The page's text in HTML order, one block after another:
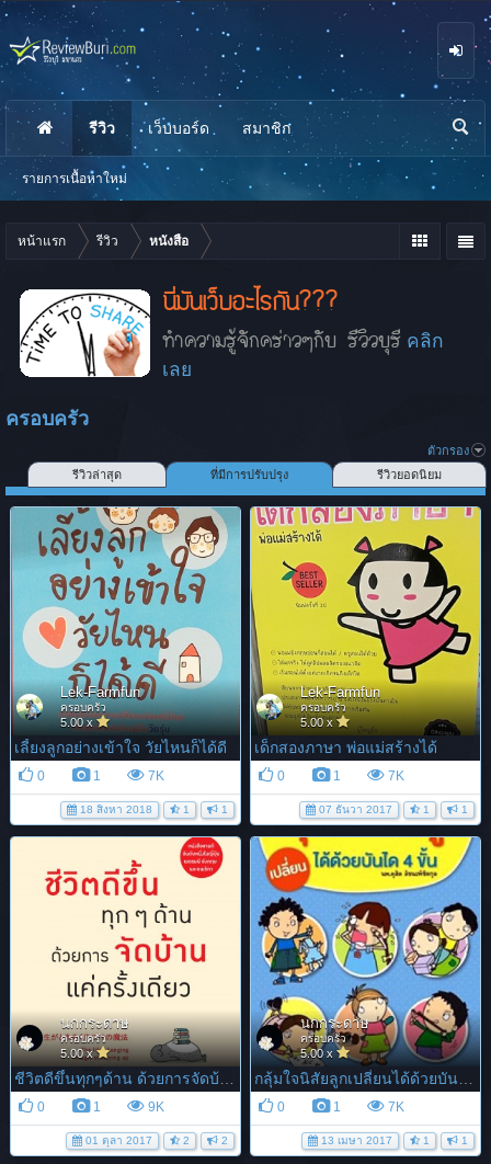
หน้าแรก รีวิว หนังสือ
นี่มันเว็บอะไรกัน???
ทำความรู้จักคร่าวๆกับ รีวิวบุรี คลิก
เลย
ครอบครัว
ตัวกรอง
รีวิวล่าสุด
ที่มีการปรับปรุง รีวิวยอดนิยม
Lek-Farmfun
ครอบครัว
5.00 x
เลี้ยงลูกอย่างเข้าใจ วัยไหนก็ได้ดี
0 1 7K
18 สิงหา 2018 1 1
Lek-Farmfun
ครอบครัว
5.00 x
เด็กสองภาษา พ่อแม่สร้างได้
0 1 7K
07 ธันวา 2017 1 1
นกกระดาษ
ครอบครัว
5.00 x
0 1 9K
01 ตุลา 2017 2 2
นกกระดาษ
ครอบครัว
5.00 x
0 1 7K
13 เมษา 2017 1 1
รีวิว
รายการเนื้อหาใหม่
เว็บบอร์ด สมาชิก
นห
า